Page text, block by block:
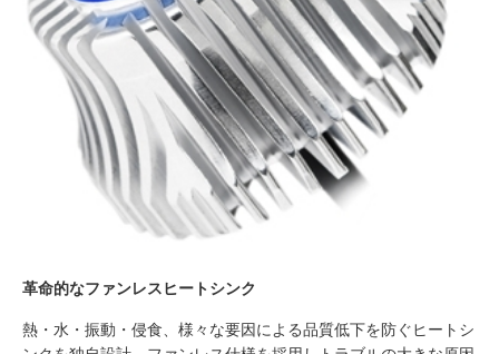
革命的なファンレスヒートシンク
熱・水・振動・侵食、様々な要因による品質低下を防ぐヒートシ